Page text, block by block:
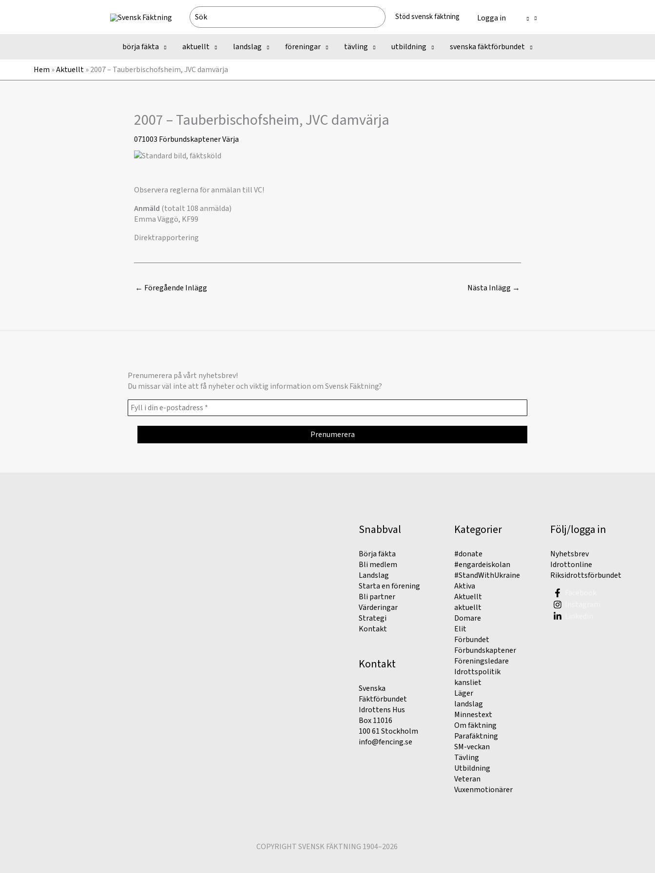
Search
for:
Stöd svensk fäktning Logga in
börja fäkta aktuellt landslag föreningar tävling utbildning svenska fäktförbundet
Hem »Aktuellt»2007 – Tauberbischofsheim, JVC damvärja
2007 – Tauberbischofsheim, JVC damvärja
071003 FörbundskaptenerVärja
Observera reglerna för anmälan till VC!
Anmäld (totalt 108 anmälda)
Emma Väggö, KF99
Direktrapportering
← Föregående Inlägg Nästa Inlägg →
Prenumerera på vårt nyhetsbrev!
Du missar väl inte att få nyheter och viktig information om Svensk Fäktning?
Snabbval
Börja fäkta
Bli medlem
Landslag
Starta en förening
Bli partner
Värderingar
Strategi
Kontakt
Kontakt
Svenska
Fäktförbundet
Idrottens Hus
Box 11016
100 61 Stockholm
info@fencing.se
Kategorier
#donate
#engardeiskolan
#StandWithUkraine
Aktiva
Aktuellt
aktuellt
Domare
Elit
Förbundet
Förbundskaptener
Föreningsledare
Idrottspolitik
kansliet
Läger
landslag
Minnestext
Om fäktning
Parafäktning
SM-veckan
Tävling
Utbildning
Veteran
Vuxenmotionärer
Följ/logga in
Nyhetsbrev
Idrottonline
Riksidrottsförbundet
COPYRIGHT SVENSK FÄKTNING 1904–2026